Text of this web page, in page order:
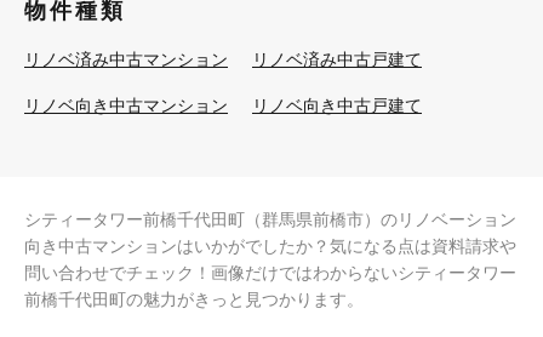
物件種類
リノベ済み中古マンション リノベ済み中古戸建て
リノベ向き中古マンション リノベ向き中古戸建て
シティータワー前橋千代田町（群馬県前橋市）のリノベーション
向き中古マンションはいかがでしたか？気になる点は資料請求や
問い合わせでチェック！画像だけではわからないシティータワー
前橋千代田町の魅力がきっと見つかります。